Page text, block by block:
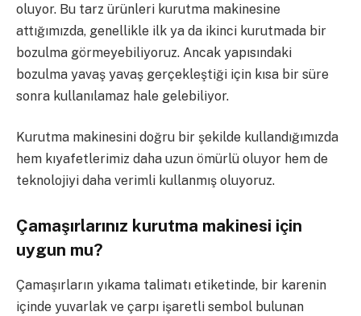
oluyor. Bu tarz ürünleri kurutma makinesine
attığımızda, genellikle ilk ya da ikinci kurutmada bir
bozulma görmeyebiliyoruz. Ancak yapısındaki
bozulma yavaş yavaş gerçekleştiği için kısa bir süre
sonra kullanılamaz hale gelebiliyor.
Kurutma makinesini doğru bir şekilde kullandığımızda
hem kıyafetlerimiz daha uzun ömürlü oluyor hem de
teknolojiyi daha verimli kullanmış oluyoruz.
Çamaşırlarınız kurutma makinesi için
uygun mu?
Çamaşırların yıkama talimatı etiketinde, bir karenin
içinde yuvarlak ve çarpı işaretli sembol bulunan